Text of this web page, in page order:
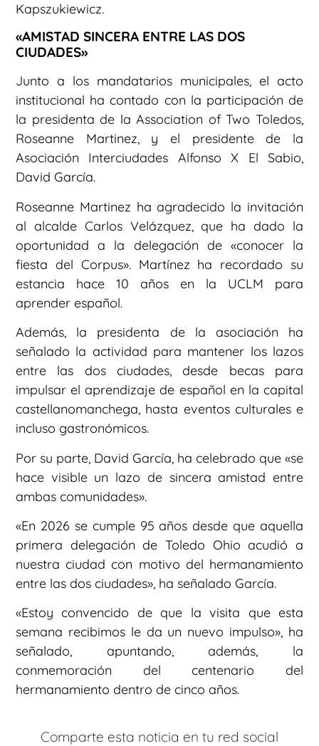
Kapszukiewicz.
«AMISTAD SINCERA ENTRE LAS DOS
CIUDADES»
Junto a los mandatarios municipales, el acto
institucional ha contado con la participación de
la presidenta de la Association of Two Toledos,
Roseanne Martinez, y el presidente de la
Asociación Interciudades Alfonso X El Sabio,
David García.
Roseanne Martinez ha agradecido la invitación
al alcalde Carlos Velázquez, que ha dado la
oportunidad a la delegación de «conocer la
fiesta del Corpus». Martínez ha recordado su
estancia hace 10 años en la UCLM para
aprender español.
Además, la presidenta de la asociación ha
señalado la actividad para mantener los lazos
entre las dos ciudades, desde becas para
impulsar el aprendizaje de español en la capital
castellanomanchega, hasta eventos culturales e
incluso gastronómicos.
Por su parte, David García, ha celebrado que «se
hace visible un lazo de sincera amistad entre
ambas comunidades».
«En 2026 se cumple 95 años desde que aquella
primera delegación de Toledo Ohio acudió a
nuestra ciudad con motivo del hermanamiento
entre las dos ciudades», ha señalado García.
«Estoy convencido de que la visita que esta
semana recibimos le da un nuevo impulso», ha
señalado, apuntando, además, la
conmemoración del centenario del
hermanamiento dentro de cinco años.
Comparte esta noticia en tu red social